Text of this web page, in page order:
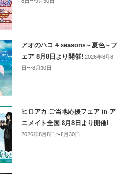
アオのハコ 4 seasons～夏色～フ
ェア 8月8日より開催!2026年8月8
日〜8月30日
ヒロアカ ご当地応援フェア in ア
ニメイト全国 8月8日より開催!
2026年8月8日〜8月30日